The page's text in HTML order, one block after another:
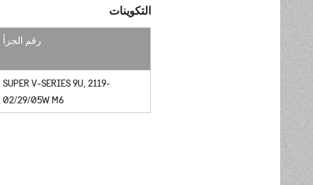
التكوينات
رقم الجزأ
SUPER V-SERIES 9U, 2119-
02/29/05W M6